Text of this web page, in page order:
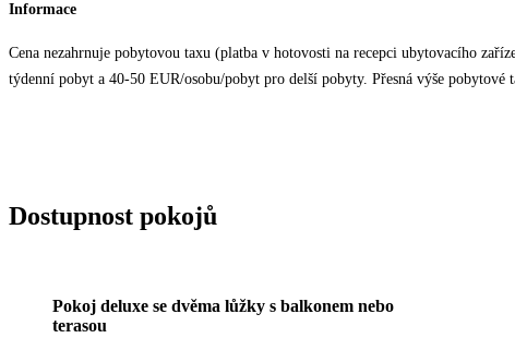
Informace
Cena nezahrnuje pobytovou taxu (platba v hotovosti na recepci ubytovacího
týdenní pobyt a 40-50 EUR/osobu/pobyt pro delší pobyty. Přesná výše pobytové
Dostupnost pokojů
Pokoj deluxe se dvěma lůžky s balkonem nebo
terasou